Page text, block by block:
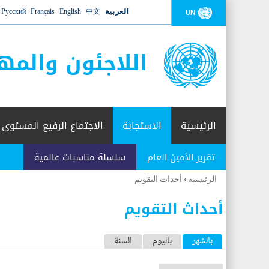
UN العربية 中文
English
Français
Русский
اللاجئون
الرئيسية الاستجابة
تقرير الأمين العام سلسلة مناسبات عالمية
الاجتماع الرفيع المستوى
أنت
هنا
الرئيسية › أحداث التقويم
أحداث التقويم
ا
ل
بالشهر(علامة التبويب النشطة)
باليوم السنة